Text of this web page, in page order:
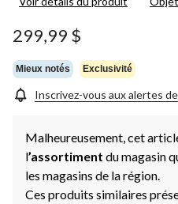
299,99 $
Mieux notés Exclusivité
Inscrivez-vous aux alertes
Malheureusement, cet
l’assortiment du magasin
les magasins de la région.
Ces produits similaires